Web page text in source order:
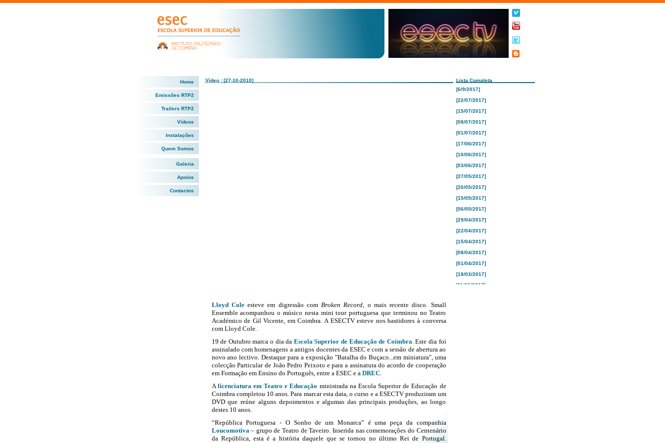
Home
Emissões RTP2
Trailers RTP2
Vídeos
Instalações
Quem Somos
Galeria
Apoios
Contactos
Vídeo : [27-10-2010] Lista Completa
Lloyd Coleesteve em digressão com Broken Record, o mais recente disco. Small
Ensemble acompanhou o músico nesta mini tour portuguesa que terminou no Teatro
Académico de Gil Vicente, em Coimbra. A ESECTV esteve nos bastidores à conversa
com Lloyd Cole.
19 de Outubro marca o dia da Escola Superior de Educação de Coimbra. Este dia foi
assinalado com homenagens a antigos docentes da ESEC e com a sessão de abertura ao
novo ano lectivo. Destaque para a exposição "Batalha do Buçaco...em miniatura", uma
colecção Particular de João Pedro Peixoto e para a assinatura do acordo de cooperação
em Formação em Ensino do Português, entre a ESEC e a DREC.
Alicenciatura em Teatro e Educação ministrada na Escola Superior de Educação de
Coimbra completou 10 anos. Para marcar esta data, o curso e a ESECTV produziram um
DVD que reúne alguns depoimentos e algumas das principais produções, ao longo
destes 10 anos.
“República Portuguesa - O Sonho de um Monarca” é uma peça da companhia
Loucomotiva– grupo de Teatro de Taveiro. Inserida nas comemorações do Centenário
da República, esta é a história daquele que se tornou no último Rei de Portugal.
[6/9/2017]
[22/07/2017]
[15/07/2017]
[08/07/2017]
[01/07/2017]
[17/06/2017]
[10/06/2017]
[03/06/2017]
[27/05/2017]
[20/05/2017]
[15/05/2017]
[06/05/2017]
[29/04/2017]
[22/04/2017]
[15/04/2017]
[08/04/2017]
[01/04/2017]
[18/03/2017]
[11/03/2017]